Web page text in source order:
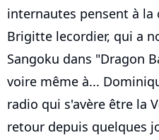
internautes pensent à
Brigitte lecordier, qui a
Sangoku dans "Dragon
voire même à...
radio qui s'avère être la
retour depuis quelques